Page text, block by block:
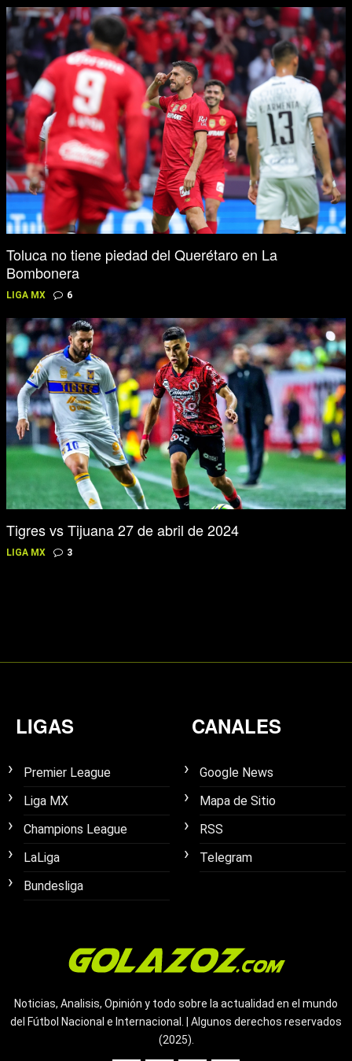
Toluca no tiene piedad del Querétaro en La
Bombonera
LIGA MX 6
Tigres vs Tijuana 27 de abril de 2024
LIGA MX 3
LIGAS
Premier League
Liga MX
Champions League
LaLiga
Bundesliga
CANALES
Google News
Mapa de Sitio
RSS
Telegram
Noticias, Analisis, Opinión y todo sobre la actualidad en el mundo
del Fútbol Nacional e Internacional. | Algunos derechos reservados
(2025).